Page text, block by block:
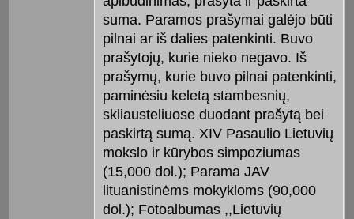
suma. Paramos prašymai galėjo būti
pilnai ar iš dalies patenkinti. Buvo
prašytojų, kurie nieko negavo. Iš
prašymų, kurie buvo pilnai patenkinti,
paminėsiu keletą stambesnių,
skliausteliuose duodant prašytą bei
paskirtą sumą. XIV Pasaulio Lietuvių
mokslo ir kūrybos simpoziumas
(15,000 dol.); Parama JAV
lituanistinėms mokykloms (90,000
dol.); Fotoalbumas ,,Lietuvių